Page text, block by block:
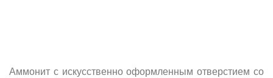
Аммонит с искусственно оформленным отверстием со